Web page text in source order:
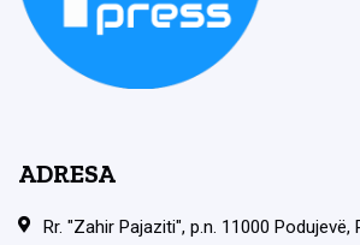
ADRESA
Rr. "Zahir Pajaziti", p.n. 11000 Podujevë,